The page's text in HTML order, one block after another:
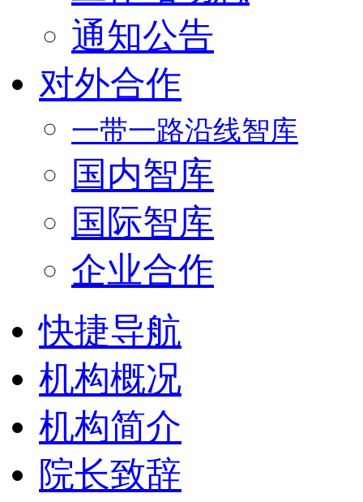
通知公告
对外合作
一带一路沿线智库
国内智库
国际智库
企业合作
快捷导航
机构概况
机构简介
院长致辞